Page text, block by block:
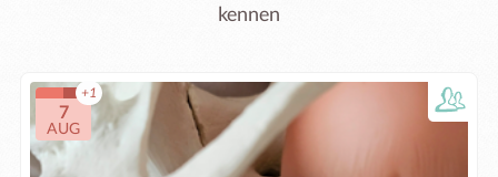
kennen
7
AUG
+1